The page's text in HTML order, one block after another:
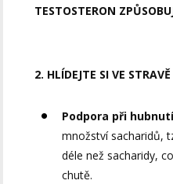
TESTOSTERON
2. HLÍDEJTE SI VE
Podpora při
množství sacharidů,
déle než sacharidy,
chutě.